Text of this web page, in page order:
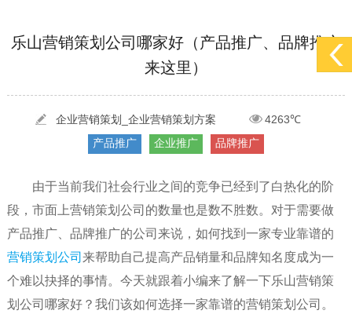
[2022-05-29] 实体门店如何做网络推广吸引客户，实体店网络营销技巧... 更多 >
污水处理设备厂家产品如何做网络推广（污水处理项目网... 更多 >
乐山营销策划公司哪家好（产品推广、品牌推广
来这里）
企业营销策划_企业营销策划方案
4263℃
产品推广
企业推广 品牌推广
由于当前我们社会行业之间的竞争已经到了白热化的阶
段，市面上营销策划公司的数量也是数不胜数。对于需要做
产品推广、品牌推广的公司来说，如何找到一家专业靠谱的
营销策划公司 来帮助自己提高产品销量和品牌知名度成为一
个难以抉择的事情。今天就跟着小编来了解一下乐山营销策
划公司哪家好？我们该如何选择一家靠谱的营销策划公司。